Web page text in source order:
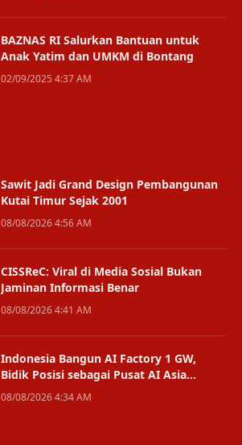
BAZNAS RI Salurkan Bantuan untuk
Anak Yatim dan UMKM di Bontang
02/09/2025 4:37 AM
Sawit Jadi Grand Design Pembangunan
Kutai Timur Sejak 2001
08/08/2026 4:56 AM
CISSReC: Viral di Media Sosial Bukan
Jaminan Informasi Benar
08/08/2026 4:41 AM
Indonesia Bangun AI Factory 1 GW,
Bidik Posisi sebagai Pusat AI Asia
Tenggara
08/08/2026 4:34 AM